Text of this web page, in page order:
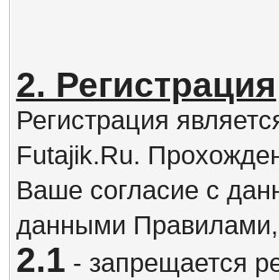
2. Регистрация
Регистрация
Futajik.Ru.
Ваше согласие с
данными Правилами,
2.1 - запрещается